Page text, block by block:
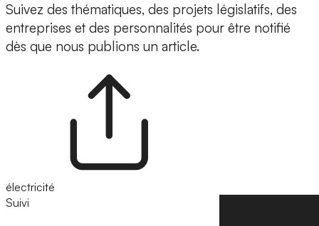
Suivez des thématiques, des projets législatifs, des
entreprises et des personnalités pour être notifié
dès que nous publions un article.
électricité
Suivi